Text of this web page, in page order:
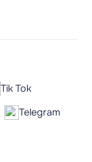
Tik Tok
Telegram